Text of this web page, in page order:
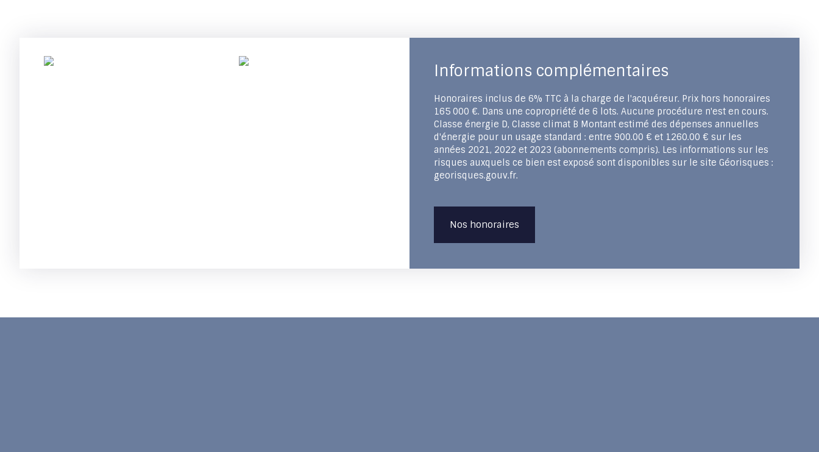
Informations complémentaires
Honoraires inclus de 6% TTC à la charge de l'acquéreur. Prix hors honoraires
165 000 €. Dans une copropriété de 6 lots. Aucune procédure n'est en cours.
Classe énergie D, Classe climat B Montant estimé des dépenses annuelles
d'énergie pour un usage standard : entre 900.00 € et 1260.00 € sur les
années 2021, 2022 et 2023 (abonnements compris). Les informations sur les
risques auxquels ce bien est exposé sont disponibles sur le site Géorisques :
georisques.gouv.fr.
Nos honoraires